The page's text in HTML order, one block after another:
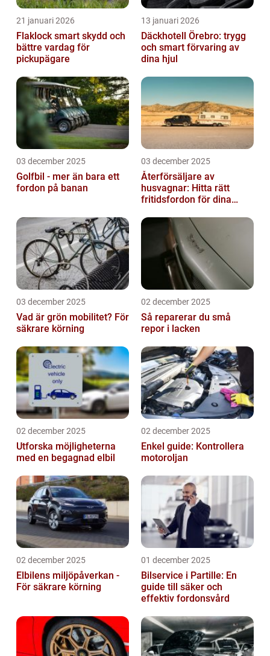
21 januari 2026
Flaklock smart skydd och
bättre vardag för
pickupägare
13 januari 2026
Däckhotell Örebro: trygg
och smart förvaring av
dina hjul
03 december 2025
Golfbil - mer än bara ett
fordon på banan
03 december 2025
Återförsäljare av
husvagnar: Hitta rätt
fritidsfordon för dina
03 december 2025
Vad är grön mobilitet? För
säkrare körning
02 december 2025
Så reparerar du små
repor i lacken
02 december 2025
Utforska möjligheterna
med en begagnad elbil
02 december 2025
Enkel guide: Kontrollera
motoroljan
02 december 2025
Elbilens miljöpåverkan -
För säkrare körning
01 december 2025
Bilservice i Partille: En
guide till säker och
effektiv fordonsvård